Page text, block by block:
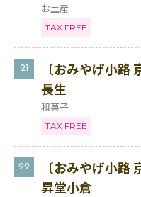
お土産
TAX FREE
21
〔おみやげ小路
長生
和菓子
TAX FREE
22
〔おみやげ小路
昇堂小倉